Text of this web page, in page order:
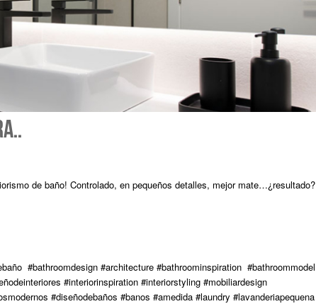
de baño! Controlado, en pequeños detalles, mejor mate…¿resultado?
#bathroomdesign #architecture #bathroominspiration #bathroommodel
#interiorinspiration #interiorstyling #mobiliardesign
#diseñodebaños #banos #amedida #laundry #lavanderiapequena